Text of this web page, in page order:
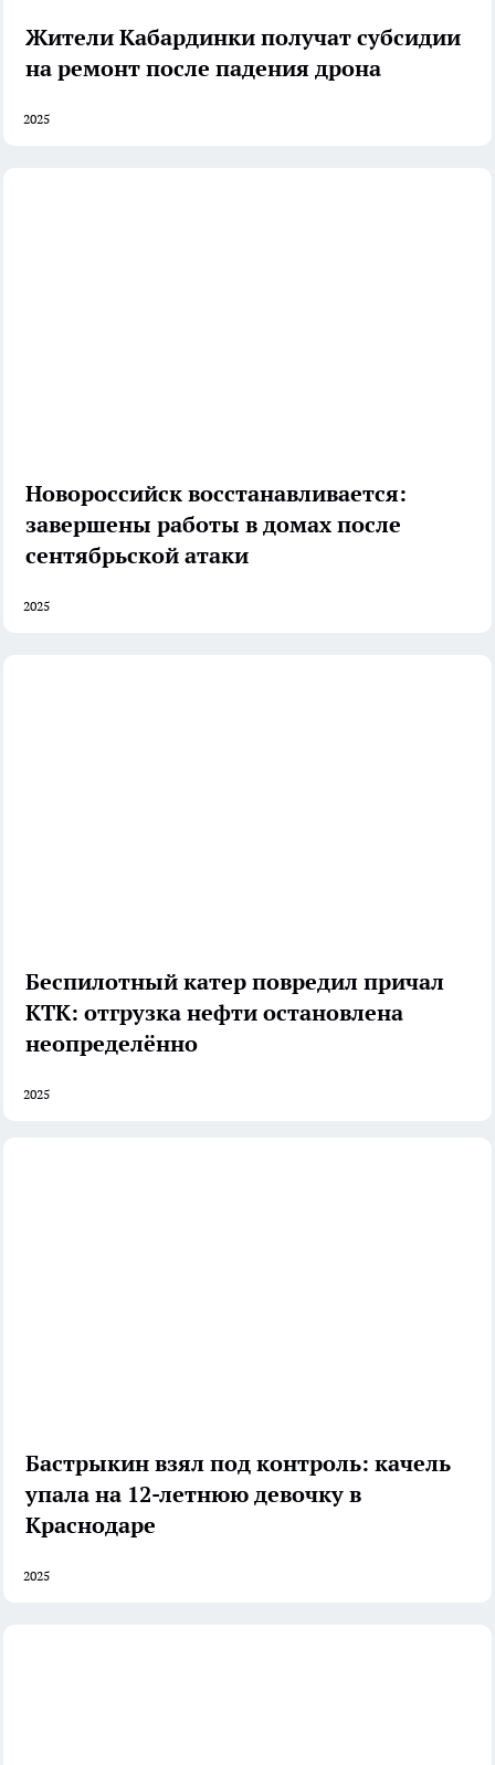
Жители Кабардинки получат субсидии
на ремонт после падения дрона
2025
Новороссийск восстанавливается:
завершены работы в домах после
сентябрьской атаки
2025
Беспилотный катер повредил причал
КТК: отгрузка нефти остановлена
неопределённо
2025
Бастрыкин взял под контроль: качель
упала на 12-летнюю девочку в
Краснодаре
2025